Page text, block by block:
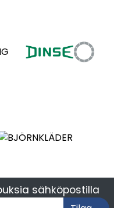
sähköpostilla